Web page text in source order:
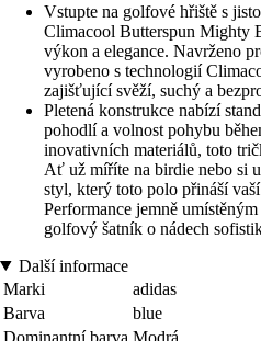
Vstupte na golfové hřiště s
Climacool Butterspun Mighty
výkon a elegance. Navrženo
vyrobeno s technologií
zajišťující svěží, suchý a
Pletená konstrukce nabízí
pohodlí a volnost pohybu
inovativních materiálů, toto
Ať už míříte na birdie nebo si
styl, který toto polo přináší
Performance jemně
golfový šatník o nádech
Další informace
Marki
adidas
Barva
blue
Dominantní barva Modrá